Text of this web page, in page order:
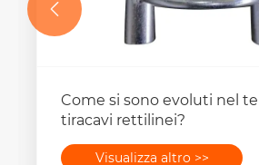
Come si sono evoluti nel
tiracavi rettilinei?
Visualizza altro >>
